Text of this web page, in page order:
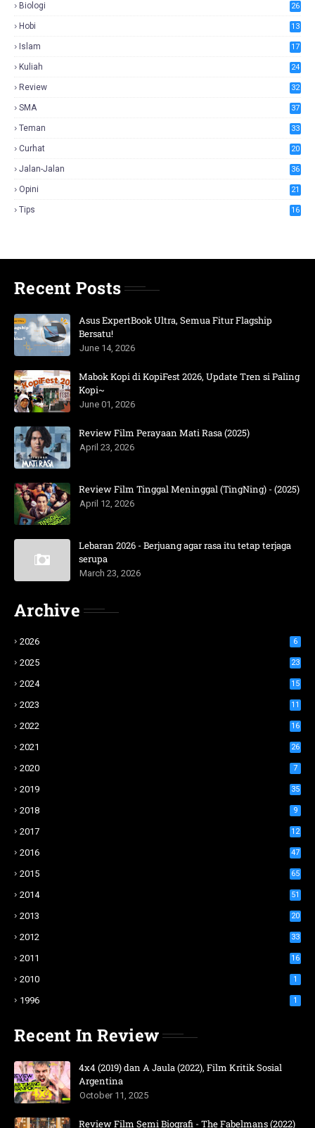
Biologi 26
Hobi 13
Islam 17
Kuliah 24
Review 32
SMA 37
Teman 33
Curhat 20
Jalan-Jalan 36
Opini 21
Tips 16
Recent Posts
Asus ExpertBook Ultra, Semua Fitur Flagship
Bersatu!
June 14, 2026
Mabok Kopi di KopiFest 2026, Update Tren si Paling
Kopi~
June 01, 2026
Review Film Perayaan Mati Rasa (2025)
April 23, 2026
Review Film Tinggal Meninggal (TingNing) - (2025)
April 12, 2026
Lebaran 2026 - Berjuang agar rasa itu tetap terjaga
serupa
March 23, 2026
Archive
2026 6
2025 23
2024 15
2023 11
2022 16
2021 26
2020 7
2019 35
2018 9
2017 12
2016 47
2015 65
2014 51
2013 20
2012 33
2011 16
2010 1
1996 1
Recent In Review
4x4 (2019) dan A Jaula (2022), Film Kritik Sosial
Argentina
October 11, 2025
Review Film Semi Biografi - The Fabelmans (2022)